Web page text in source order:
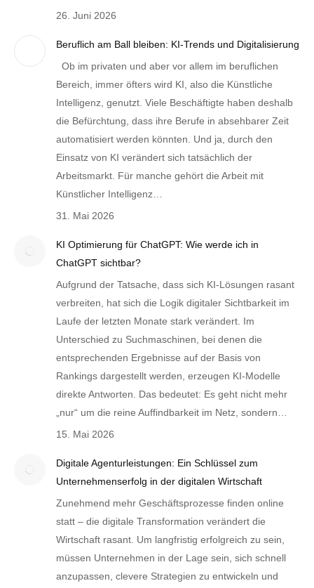
26. Juni 2026
Beruflich am Ball bleiben: KI-Trends und Digitalisierung
Ob im privaten und aber vor allem im beruflichen
Bereich, immer öfters wird KI, also die Künstliche
Intelligenz, genutzt. Viele Beschäftigte haben deshalb
die Befürchtung, dass ihre Berufe in absehbarer Zeit
automatisiert werden könnten. Und ja, durch den
Einsatz von KI verändert sich tatsächlich der
Arbeitsmarkt. Für manche gehört die Arbeit mit
Künstlicher Intelligenz…
31. Mai 2026
KI Optimierung für ChatGPT: Wie werde ich in
ChatGPT sichtbar?
Aufgrund der Tatsache, dass sich KI-Lösungen rasant
verbreiten, hat sich die Logik digitaler Sichtbarkeit im
Laufe der letzten Monate stark verändert. Im
Unterschied zu Suchmaschinen, bei denen die
entsprechenden Ergebnisse auf der Basis von
Rankings dargestellt werden, erzeugen KI-Modelle
direkte Antworten. Das bedeutet: Es geht nicht mehr
„nur“ um die reine Auffindbarkeit im Netz, sondern…
15. Mai 2026
Digitale Agenturleistungen: Ein Schlüssel zum
Unternehmenserfolg in der digitalen Wirtschaft
Zunehmend mehr Geschäftsprozesse finden online
statt – die digitale Transformation verändert die
Wirtschaft rasant. Um langfristig erfolgreich zu sein,
müssen Unternehmen in der Lage sein, sich schnell
anzupassen, clevere Strategien zu entwickeln und